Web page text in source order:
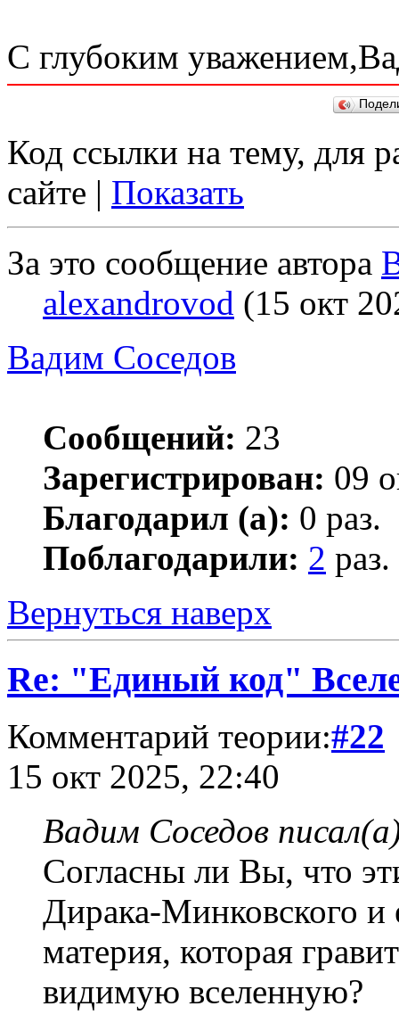
С глубоким
Код ссылки на тему, для
сайте | Показать
За это сообщение автора
alexandrovod (15 окт
Вадим Соседов
Сообщений: 23
Зарегистрирован: 09
Благодарил (а): 0 раз.
Поблагодарили: 2 раз.
Вернуться наверх
Re: "Единый код"
Комментарий теории:#22
15 окт 2025, 22:40
Вадим Соседов
Согласны ли Вы, что
Дирака-Минковского и
материя, которая
видимую вселенную?